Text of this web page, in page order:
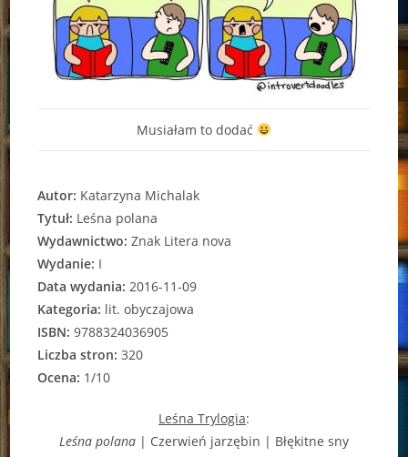
Musiałam to dodać
Autor: Katarzyna Michalak
Tytuł: Leśna polana
Wydawnictwo: Znak Litera nova
Wydanie: I
Data wydania: 2016-11-09
Kategoria: lit. obyczajowa
ISBN: 9788324036905
Liczba stron: 320
Ocena: 1/10
Leśna Trylogia:
Leśna polana | Czerwień jarzębin | Błękitne sny